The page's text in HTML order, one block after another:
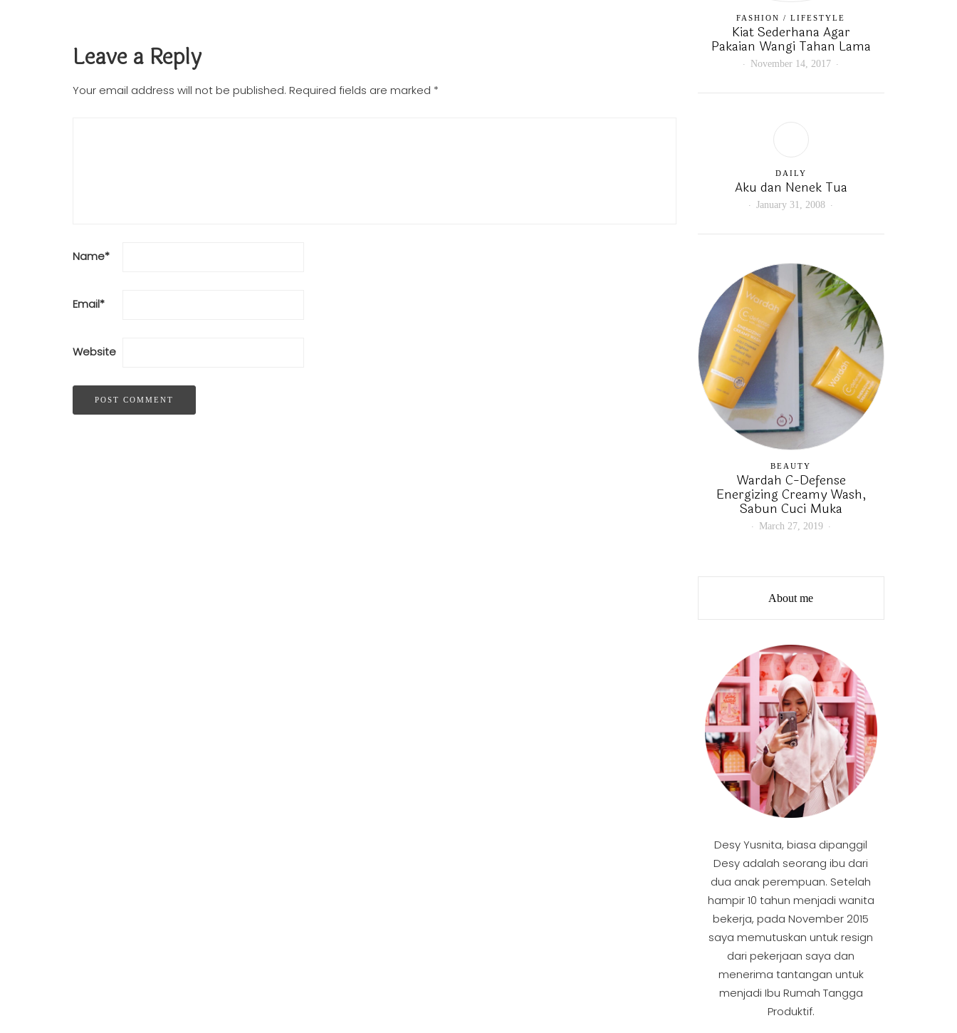
Leave a Reply
Your email address will not be published. Required fields are marked *
Name*
Email*
Website
FASHION /LIFESTYLE
Kiat Sederhana Agar
Pakaian Wangi Tahan Lama
November 14, 2017
DAILY
Aku dan Nenek Tua
January 31, 2008
BEAUTY
Wardah C-Defense
Energizing Creamy Wash,
Sabun Cuci Muka
March 27, 2019
About me
Desy Yusnita, biasa dipanggil
Desy adalah seorang ibu dari
dua anak perempuan. Setelah
hampir 10 tahun menjadi wanita
bekerja, pada November 2015
saya memutuskan untuk resign
dari pekerjaan saya dan
menerima tantangan untuk
menjadi Ibu Rumah Tangga
Produktif.